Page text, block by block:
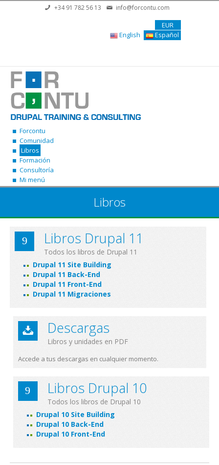
Pasar al contenido principal
+34 91 782 56 13 info@forcontu.com
EUR
English
Español
Forcontu
Comunidad
Libros
Formación
Consultoría
Mi menú
Libros
Libros Drupal 11
Todos los libros de Drupal 11
Drupal 11 Site Building
Drupal 11 Back-End
Drupal 11 Front-End
Drupal 11 Migraciones
Descargas
Libros y unidades en PDF
Accede a tus descargas en cualquier momento.
Libros Drupal 10
Todos los libros de Drupal 10
Drupal 10 Site Building
Drupal 10 Back-End
Drupal 10 Front-End